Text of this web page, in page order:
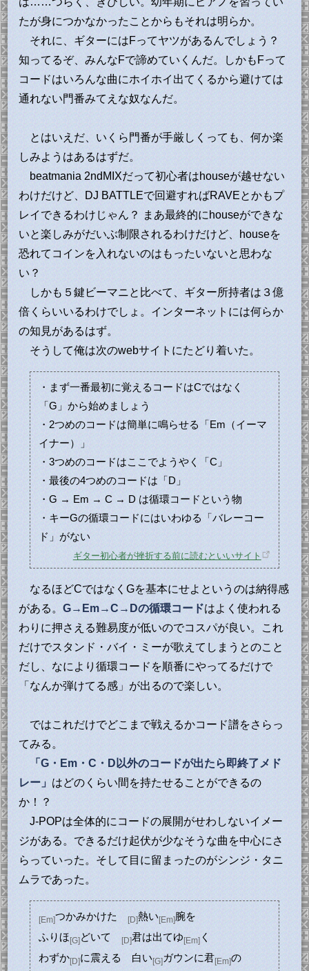
たが身につかなかったことからもそれは明らか。
それに、ギターにはFってヤツがあるんでしょう？
知ってるぞ、みんなFで諦めていくんだ。しかもFって
コードはいろんな曲にホイホイ出てくるから避けては
通れない門番みてえな奴なんだ。
とはいえだ、いくら門番が手厳しくっても、何か楽
しみようはあるはずだ。
beatmania 2ndMIXだって初心者はhouseが越せない
わけだけど、DJ BATTLEで回避すればRAVEとかもプ
レイできるわけじゃん？ まあ最終的にhouseができな
いと楽しみがだいぶ制限されるわけだけど、houseを
恐れてコインを入れないのはもったいないと思わな
い？
しかも５鍵ビーマニと比べて、ギター所持者は３億
倍くらいいるわけでしょ。インターネットには何らか
の知見があるはず。
そうして俺は次のwebサイトにたどり着いた。
・まず一番最初に覚えるコードはCではなく
「G」から始めましょう
・2つめのコードは簡単に鳴らせる「Em（イーマ
イナー）」
・3つめのコードはここでようやく「C」
・最後の4つめのコードは「D」
・G → Em → C → D は循環コードという物
・キーGの循環コードにはいわゆる「バレーコー
ド」がない
ギター初心者が挫折する前に読むといいサイト
なるほどCではなくGを基本にせよというのは納得感
がある。G→Em→C→Dの循環コードはよく使われる
わりに押さえる難易度が低いのでコスパが良い。これ
だけでスタンド・バイ・ミーが歌えてしまうとのこと
だし、なにより循環コードを順番にやってるだけで
「なんか弾けてる感」が出るので楽しい。
ではこれだけでどこまで戦えるかコード譜をさらっ
てみる。
「G・Em・C・D以外のコードが出たら即終了メド
レー」 はどのくらい間を持たせることができるの
か！？
J-POPは全体的にコードの展開がせわしないイメー
ジがある。できるだけ起伏が少なそうな曲を中心にさ
らっていった。そして目に留まったのがシンジ・タニ
ムラであった。
[Em]つかみかけた[D]熱い[Em]腕を
ふりほ[G]どいて[D]君は出てゆ[Em] く
わずか[D]に震える 白い[G]ガウンに君[Em]の